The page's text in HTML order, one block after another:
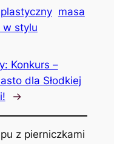
masa
stylu
Konkurs –
dla Słodkiej
→
z pierniczkami